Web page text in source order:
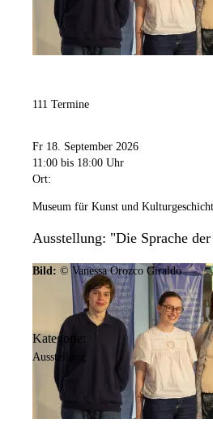
111 Termine
Fr 18. September 2026
11:00 bis 18:00 Uhr
Ort:
Museum für Kunst und
Ausstellung: "Die Sprache
Bild: © Vanessa Orozco Giraldo
Kategorie:
Ausstellung